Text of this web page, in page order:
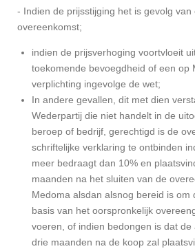
- Indien de prijsstijging het is gevolg van
overeenkomst;
indien de prijsverhoging voortvloeit
toekomende bevoegdheid of een op
verplichting ingevolge de wet;
In andere gevallen, dit met dien
Wederpartij die niet handelt in de
beroep of bedrijf, gerechtigd is de
schriftelijke verklaring te ontbinden
meer bedraagt dan 10% en
maanden na het sluiten van de
Medoma alsdan alsnog bereid is om
basis van het oorspronkelijk
voeren, of indien bedongen is dat
drie maanden na de koop zal